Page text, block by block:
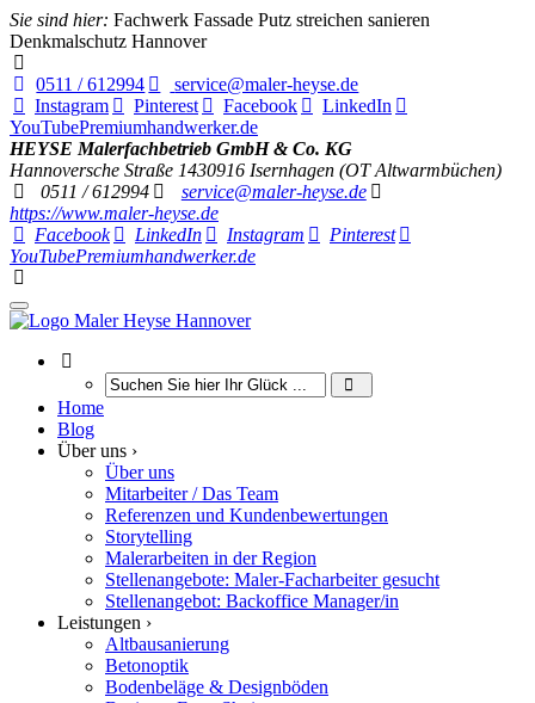
Sie sind hier: Fachwerk Fassade Putz streichen sanieren
Denkmalschutz Hannover
0511 / 612994
service@maler-heyse.de
Instagram
Pinterest Facebook
LinkedIn
YouTubePremiumhandwerker.de
HEYSE Malerfachbetrieb GmbH & Co. KG
Hannoversche Straße 1430916 Isernhagen (OT Altwarmbüchen)
0511 / 612994
service@maler-heyse.de
https://www.maler-heyse.de
Facebook
LinkedIn Instagram
Pinterest
YouTubePremiumhandwerker.de
Home
Blog
Über uns ›
Über uns
Mitarbeiter / Das Team
Referenzen und Kundenbewertungen
Storytelling
Malerarbeiten in der Region
Stellenangebote: Maler-Facharbeiter gesucht
Stellenangebot: Backoffice Manager/in
Leistungen ›
Altbausanierung
Betonoptik
Bodenbeläge & Designböden